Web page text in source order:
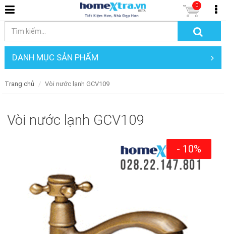
0
DANH MỤC SẢN PHẨM
Trang chủ Vòi nước lạnh GCV109
Vòi nước lạnh GCV109
- 10%